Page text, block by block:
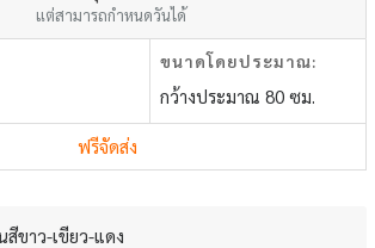
แต่สามารถกำหนดวันได้
ขนาดโดยประมาณ:
กว้างประมาณ 80 ซม.
ฟรีจัดส่ง
ขาว-เขียว-แดง